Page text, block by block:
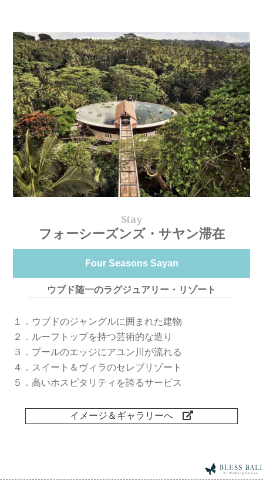
フォーシーズンズ・サヤン滞在
Four Seasons Sayan
ウブド随一のラグジュアリー・リゾート
１．ウブドのジャングルに囲まれた建物
２．ルーフトップを持つ芸術的な造り
３．プールのエッジにアユン川が流れる
４．スイート＆ヴィラのセレブリゾート
５．高いホスピタリティを誇るサービス
イメージ＆ギャラリーへ